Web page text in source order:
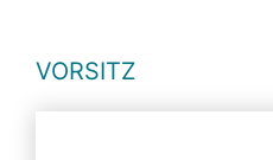
VORSITZ